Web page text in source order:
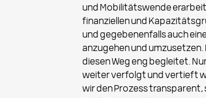
und Mobilitätswende
finanziellen und
und gegebenenfalls auch
anzugehen und
diesen Weg eng begleitet.
weiter verfolgt und vertieft
wir den Prozess